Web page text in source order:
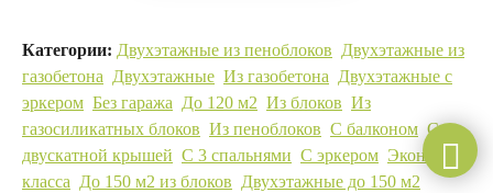
Категории: Двухэтажные из пеноблоков Двухэтажные из
газобетона Двухэтажные Из газобетона Двухэтажные с
эркером Без гаража До 120 м2 Из блоков Из
газосиликатных блоков Из пеноблоков С балконом С
двускатной крышей С 3 спальнями С эркером Эконом
класса До 150 м2 из блоков Двухэтажные до 150 м2